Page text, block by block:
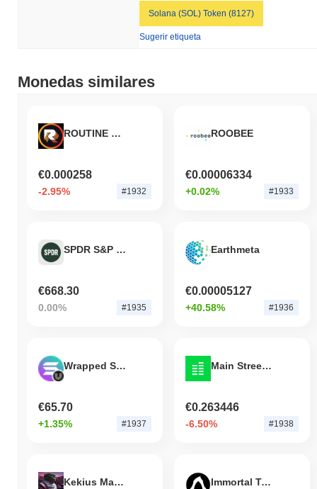
Solana (SOL) Token (8127)
Sugerir etiqueta
Monedas similares
ROUTINE COIN
€0.000258
-2.95% #1932
ROOBEE
€0.00006334
+0.02% #1933
SPDR S&P 500 Tokenized Stock (Reality)
€668.30
0.00% #1935
Earthmeta
€0.00005127
+40.58% #1936
Wrapped Solana (Universal)
€65.70
+1.35% #1937
Main Street USD
€0.263446
-6.50% #1938
Kekius Maximus Immortal Token